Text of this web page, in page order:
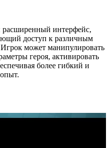
интерфейс,
доступ к различным
может манипулировать
героя, активировать
более гибкий и